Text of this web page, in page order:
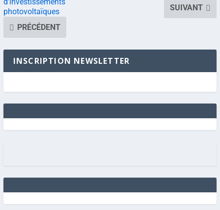
photovoltaïques
PRÉCÉDENT
SUIVANT
INSCRIPTION NEWSLETTER